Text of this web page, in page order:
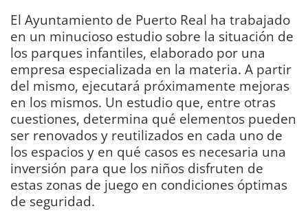
El Ayuntamiento de Puerto Real ha trabajado
en un minucioso estudio sobre la situación de
los parques infantiles, elaborado por una
empresa especializada en la materia. A partir
del mismo, ejecutará próximamente mejoras
en los mismos. Un estudio que, entre otras
cuestiones, determina qué elementos pueden
ser renovados y reutilizados en cada uno de
los espacios y en qué casos es necesaria una
inversión para que los niños disfruten de
estas zonas de juego en condiciones óptimas
de seguridad.